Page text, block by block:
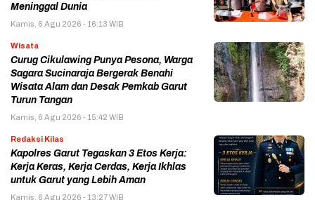
Meninggal Dunia
Kamis, 6 Agu 2026 - 16:13 WIB
Wisata
Curug Cikulawing Punya Pesona, Warga
Sagara Sucinaraja Bergerak Benahi
Wisata Alam dan Desak Pemkab Garut
Turun Tangan
Kamis, 6 Agu 2026 - 15:42 WIB
Redaksi Kilas
Kapolres Garut Tegaskan 3 Etos Kerja:
Kerja Keras, Kerja Cerdas, Kerja Ikhlas
untuk Garut yang Lebih Aman
Kamis, 6 Agu 2026 - 13:27 WIB